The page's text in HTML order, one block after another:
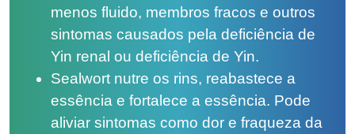
menos fluido, membros fracos e outros
sintomas causados ​​pela deficiência de
Yin renal ou deficiência de Yin.
Sealwort nutre os rins, reabastece a
essência e fortalece a essência. Pode
aliviar sintomas como dor e fraqueza da